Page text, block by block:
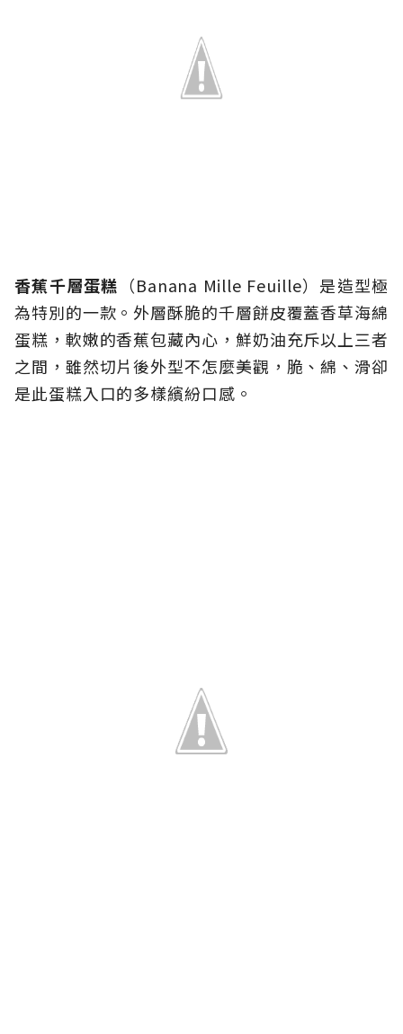
香蕉千層蛋糕 （Banana Mille Feuille）是造型極
為特別的一款。外層酥脆的千層餅皮覆蓋香草海綿
蛋糕，軟嫩的香蕉包藏內心，鮮奶油充斥以上三者
之間，雖然切片後外型不怎麼美觀，脆、綿、滑卻
是此蛋糕入口的多樣繽紛口感。